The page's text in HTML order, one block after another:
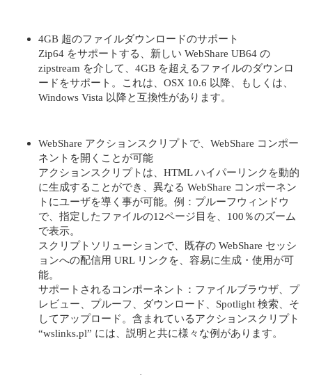
4GB 超のファイルダウンロードのサポート
Zip64 をサポートする、新しい WebShare UB64 の
zipstream を介して、4GB を超えるファイルのダウンロ
ードをサポート。これは、OSX 10.6 以降、もしくは、
Windows Vista 以降と互換性があります。
WebShare アクションスクリプトで、WebShare コンポー
ネントを開くことが可能
アクションスクリプトは、HTML ハイパーリンクを動的
に生成することができ、異なる WebShare コンポーネン
トにユーザを導く事が可能。例：プルーフウィンドウ
で、指定したファイルの12ページ目を、100％のズーム
で表示。
スクリプトソリューションで、既存の WebShare セッシ
ョンへの配信用 URL リンクを、容易に生成・使用が可
能。
サポートされるコンポーネント：ファイルブラウザ、プ
レビュー、プルーフ、ダウンロード、Spotlight 検索、そ
してアップロード。含まれているアクションスクリプト
“wslinks.pl” には、説明と共に様々な例があります。